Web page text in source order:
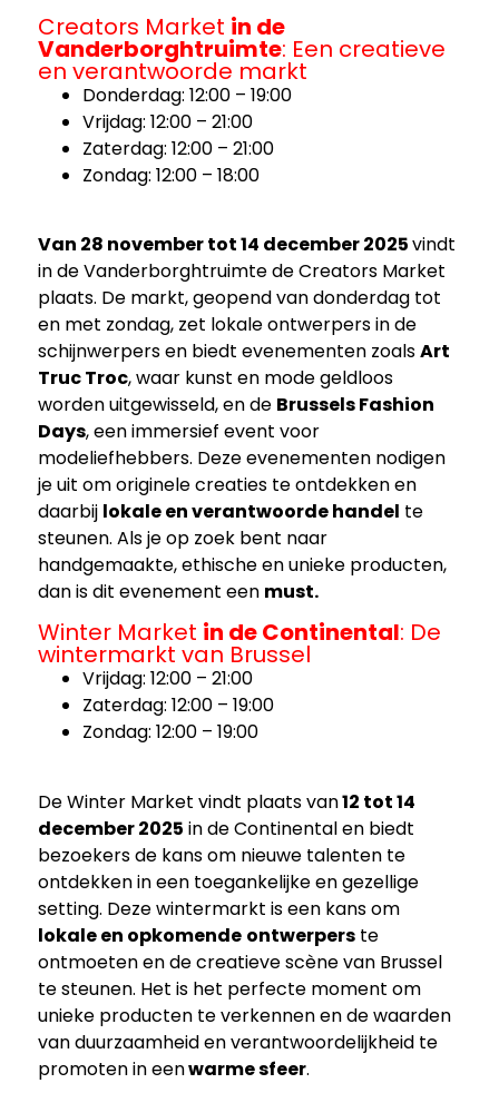
Creators Market in de
Vanderborghtruimte: Een creatieve
en verantwoorde markt
Donderdag: 12:00 – 19:00
Vrijdag: 12:00 – 21:00
Zaterdag: 12:00 – 21:00
Zondag: 12:00 – 18:00
Van 28 november tot 14 december 2025vindt
in de Vanderborghtruimte de Creators Market
plaats. De markt, geopend van donderdag tot
en met zondag, zet lokale ontwerpers in de
schijnwerpers en biedt evenementen zoalsArt
Truc Troc, waar kunst en mode geldloos
worden uitgewisseld, en de Brussels Fashion
Days, een immersief event voor
modeliefhebbers. Deze evenementen nodigen
je uit om originele creaties te ontdekken en
daarbij lokale en verantwoorde handel te
steunen. Als je op zoek bent naar
handgemaakte, ethische en unieke producten,
dan is dit evenement een must.
Winter Market in de Continental: De
wintermarkt van Brussel
Vrijdag: 12:00 – 21:00
Zaterdag: 12:00 – 19:00
Zondag: 12:00 – 19:00
De Winter Market vindt plaats van12 tot 14
december 2025 in de Continental en biedt
bezoekers de kans om nieuwe talenten te
ontdekken in een toegankelijke en gezellige
setting. Deze wintermarkt is een kans om
lokale en opkomende ontwerpers te
ontmoeten en de creatieve scène van Brussel
te steunen. Het is het perfecte moment om
unieke producten te verkennen en de waarden
van duurzaamheid en verantwoordelijkheid te
promoten in eenwarme sfeer.